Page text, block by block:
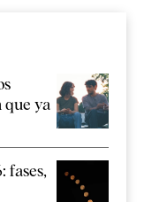
que ya
fases,